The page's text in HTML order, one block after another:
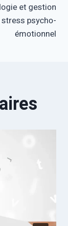
et gestion
stress psycho-
émotionnel